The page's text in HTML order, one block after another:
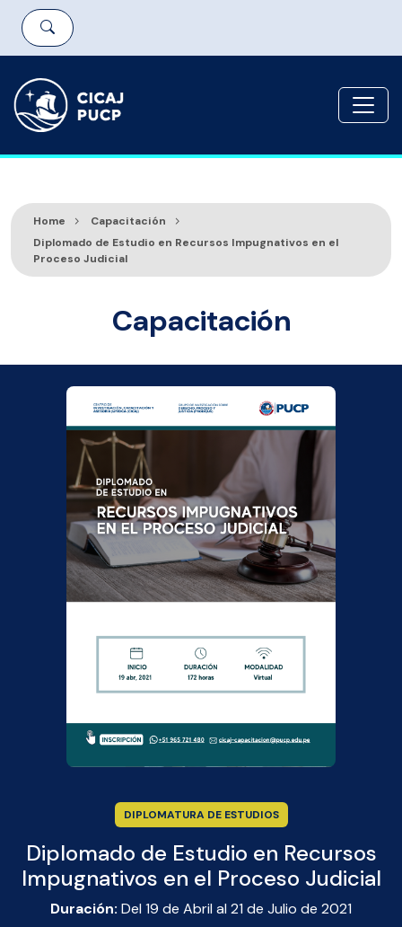
Home
Capacitación
Diplomado de Estudio en Recursos Impugnativos en el
Proceso Judicial
Capacitación
DIPLOMATURA DE ESTUDIOS
Diplomado de Estudio en Recursos
Impugnativos en el Proceso Judicial
Duración: Del 19 de Abril al 21 de Julio de 2021